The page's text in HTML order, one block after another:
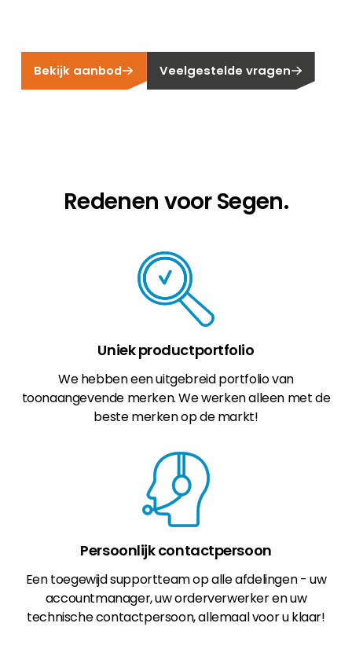
Bekijk aanbod Veelgestelde vragen
Redenen voor Segen.
Uniek productportfolio
We hebben een uitgebreid portfolio van
toonaangevende merken. We werken alleen met de
beste merken op de markt!
Persoonlijk contactpersoon
Een toegewijd supportteam op alle afdelingen - uw
accountmanager, uw orderverwerker en uw
technische contactpersoon, allemaal voor u klaar!